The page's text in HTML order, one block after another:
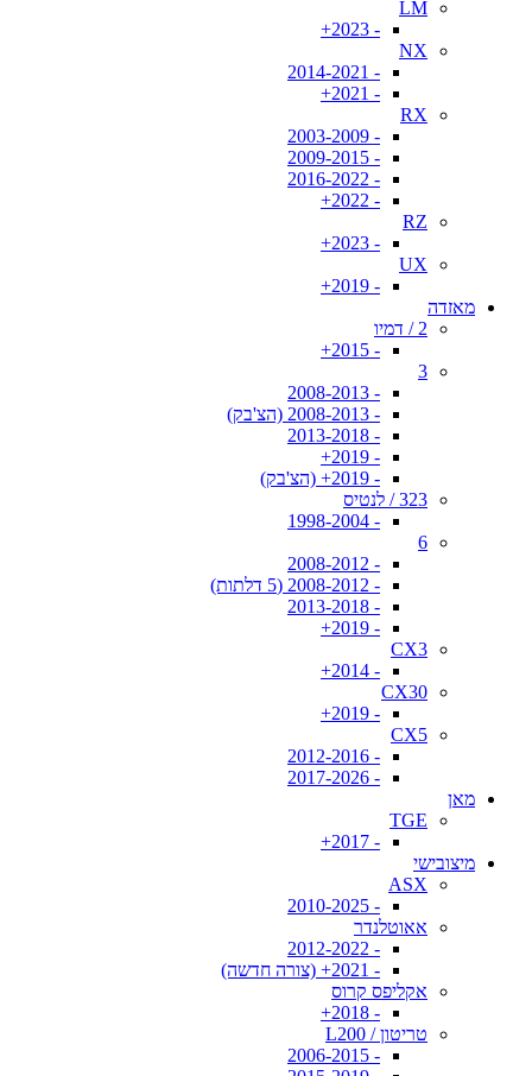
LM
- 2023+
NX
- 2014-2021
- 2021+
RX
- 2003-2009
- 2009-2015
- 2016-2022
- 2022+
RZ
- 2023+
UX
- 2019+
מאזדה
2 / דמיו
- 2015+
3
- 2008-2013
- 2008-2013 (הצ'בק)
- 2013-2018
- 2019+
- 2019+ (הצ'בק)
323 / לנטיס
- 1998-2004
6
- 2008-2012
- 2008-2012 (5 דלתות)
- 2013-2018
- 2019+
CX3
- 2014+
CX30
- 2019+
CX5
- 2012-2016
- 2017-2026
מאן
TGE
- 2017+
מיצובישי
ASX
- 2010-2025
אאוטלנדר
- 2012-2022
- 2021+ (צורה חדשה)
אקליפס קרוס
- 2018+
טריטון / L200
- 2006-2015